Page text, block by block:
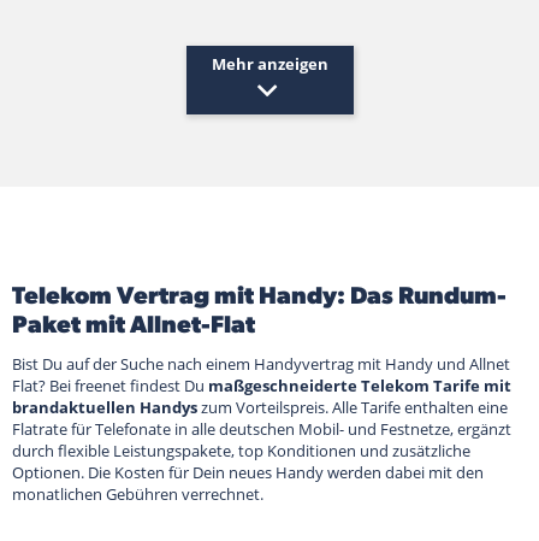
Mehr anzeigen
Telekom Vertrag mit Handy: Das Rundum-
Paket mit Allnet-Flat
Bist Du auf der Suche nach einem Handyvertrag mit Handy und Allnet
Flat? Bei freenet findest Du maßgeschneiderte Telekom Tarife mit
brandaktuellen Handyszum Vorteilspreis. Alle Tarife enthalten eine
Flatrate für Telefonate in alle deutschen Mobil- und Festnetze, ergänzt
durch flexible Leistungspakete, top Konditionen und zusätzliche
Optionen. Die Kosten für Dein neues Handy werden dabei mit den
monatlichen Gebühren verrechnet.